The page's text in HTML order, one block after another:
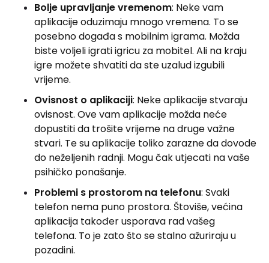
Bolje upravljanje vremenom: Neke vam
aplikacije oduzimaju mnogo vremena. To se
posebno događa s mobilnim igrama. Možda
biste voljeli igrati igricu za mobitel. Ali na kraju
igre možete shvatiti da ste uzalud izgubili
vrijeme.
Ovisnost o aplikaciji: Neke aplikacije stvaraju
ovisnost. Ove vam aplikacije možda neće
dopustiti da trošite vrijeme na druge važne
stvari. Te su aplikacije toliko zarazne da dovode
do neželjenih radnji. Mogu čak utjecati na vaše
psihičko ponašanje.
Problemi s prostorom na telefonu: Svaki
telefon nema puno prostora. Štoviše, većina
aplikacija također usporava rad vašeg
telefona. To je zato što se stalno ažuriraju u
pozadini.